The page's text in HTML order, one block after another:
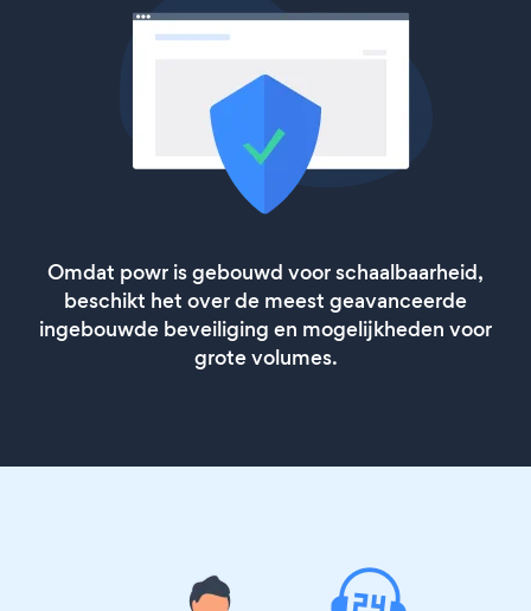
Omdat powr is gebouwd voor schaalbaarheid,
beschikt het over de meest geavanceerde
ingebouwde beveiliging en mogelijkheden voor
grote volumes.